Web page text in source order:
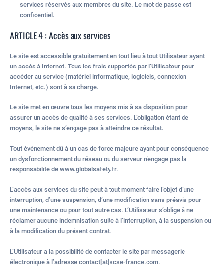
services réservés aux membres du site. Le mot de passe est
confidentiel.
ARTICLE 4 : Accès aux services
Le site est accessible gratuitement en tout lieu à tout Utilisateur ayant
un accès à Internet. Tous les frais supportés par l’Utilisateur pour
accéder au service (matériel informatique, logiciels, connexion
Internet, etc.) sont à sa charge.
Le site met en œuvre tous les moyens mis à sa disposition pour
assurer un accès de qualité à ses services. L’obligation étant de
moyens, le site ne s’engage pas à atteindre ce résultat.
Tout événement dû à un cas de force majeure ayant pour conséquence
un dysfonctionnement du réseau ou du serveur n’engage pas la
responsabilité de www.globalsafety.fr.
L’accès aux services du site peut à tout moment faire l’objet d’une
interruption, d’une suspension, d’une modification sans préavis pour
une maintenance ou pour tout autre cas. L’Utilisateur s’oblige à ne
réclamer aucune indemnisation suite à l’interruption, à la suspension ou
à la modification du présent contrat.
L’Utilisateur a la possibilité de contacter le site par messagerie
électronique à l’adresse contact[at]scse-france.com.